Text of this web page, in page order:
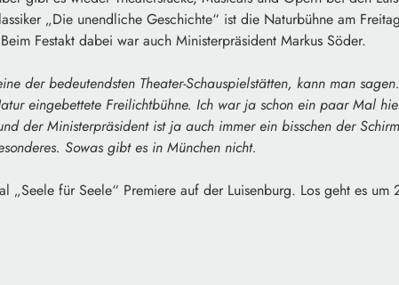
„Die unendliche Geschichte“ ist die Naturbühne am
Festakt dabei war auch Ministerpräsident Markus Söder.
der bedeutendsten Theater-Schauspielstätten, kann man
eingebettete Freilichtbühne. Ich war ja schon ein paar Mal
der Ministerpräsident ist ja auch immer ein bisschen der
Sowas gibt es in München nicht.
„Seele für Seele“ Premiere auf der Luisenburg. Los geht es um